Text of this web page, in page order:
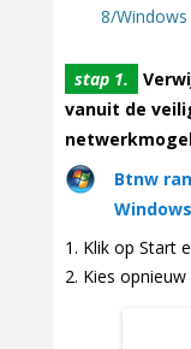
8/Windows
stap 1.
vanuit de
Btnw
Klik op Start
Kies